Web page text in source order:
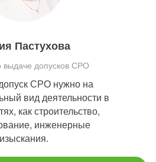
Пастухова
выдаче допусков СРО
СРО нужно на
вид деятельности в
как строительство,
инженерные
изыскания.